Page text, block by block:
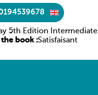
5th Edition Intermediate
without key
book :Satisfaisant